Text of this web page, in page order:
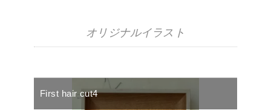
オリジナルイラスト
First hair cut4